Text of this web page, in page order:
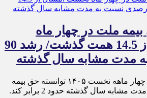
ملت در چهار ماه
نخست امسال از 14.5 همت گذشت/ رشد 90
مدت مشابه سال گذشته
ماناسپهر - بیمه ملت در چهار ماهه نخست ۱۴٠۵ توانسته حق بیمه
سال گذشته حدود 2 برابر کند.